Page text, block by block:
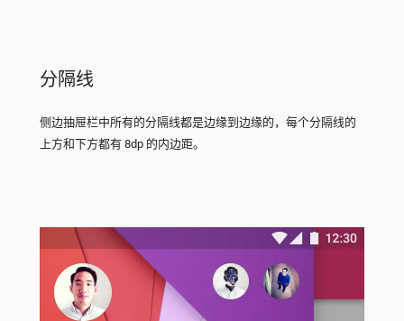
分隔线
侧边抽屉栏中所有的分隔线都是边缘到边缘的，每个分隔线的
上方和下方都有 8dp 的内边距。